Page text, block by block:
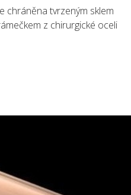
chráněna tvrzeným sklem
z chirurgické oceli